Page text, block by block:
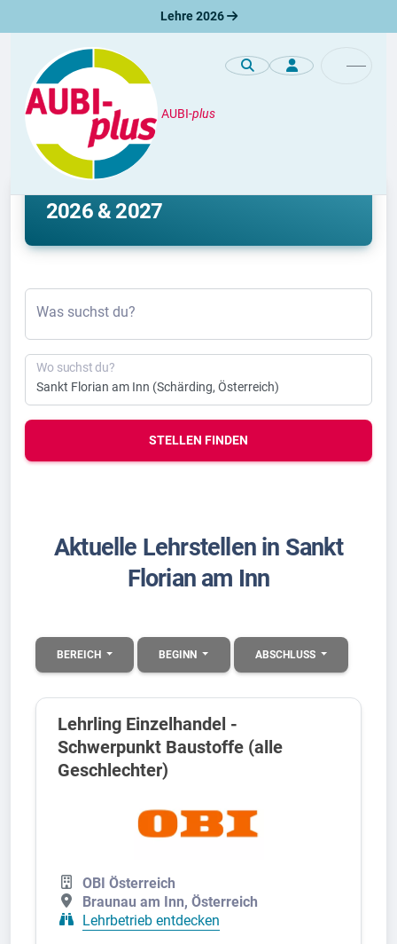
Lehre 2026
AUBI-plus
Lehre
Lehrstelle Sankt Florian am Inn
2026 & 2027
Was suchst du?
Wo suchst du?
STELLEN FINDEN
Aktuelle Lehrstellen in Sankt
Florian am Inn
BEREICH BEGINN ABSCHLUSS
Lehrling Einzelhandel -
Schwerpunkt Baustoffe (alle
Geschlechter)
OBI Österreich
Braunau am Inn, Österreich
Lehrbetrieb entdecken